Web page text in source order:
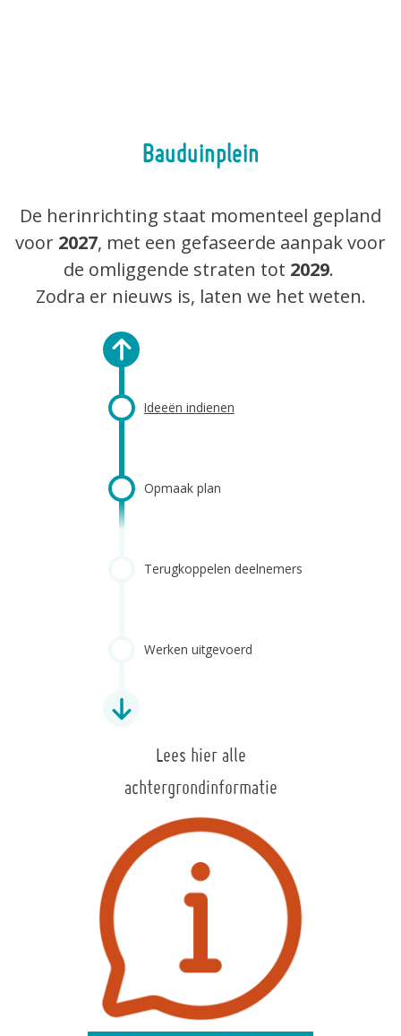
Bauduinplein
De herinrichting staat momenteel gepland
voor 2027, met een gefaseerde aanpak voor
de omliggende straten tot 2029.
Zodra er nieuws is, laten we het weten.
Ideeën indienen
Opmaak plan
Terugkoppelen deelnemers
Werken uitgevoerd
Lees hier alle
achtergrondinformatie